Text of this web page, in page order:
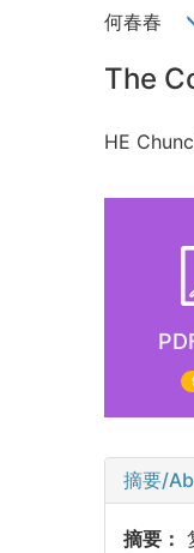
何春春
The
HE
摘要/
摘要：